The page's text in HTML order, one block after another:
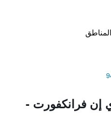
إن فرانكفورت -